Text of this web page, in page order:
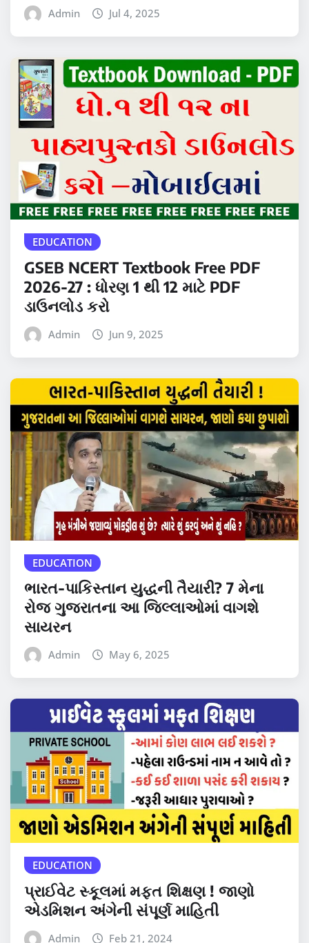
Admin Jul 4, 2025
EDUCATION
GSEB NCERT Textbook Free PDF
2026-27 : ધોરણ 1 થી 12 માટે PDF
ડાઉનલોડ કરો
Admin Jun 9, 2025
EDUCATION
ભારત-પાકિસ્તાન યુદ્ધની તૈયારી? 7 મેના
રોજ ગુજરાતના આ જિલ્લાઓમાં વાગશે
સાયરન
Admin May 6, 2025
EDUCATION
પ્રાઈવેટ સ્કૂલમાં મફત શિક્ષણ ! જાણો
એડમિશન અંગેની સંપૂર્ણ માહિતી
Admin Feb 21, 2024